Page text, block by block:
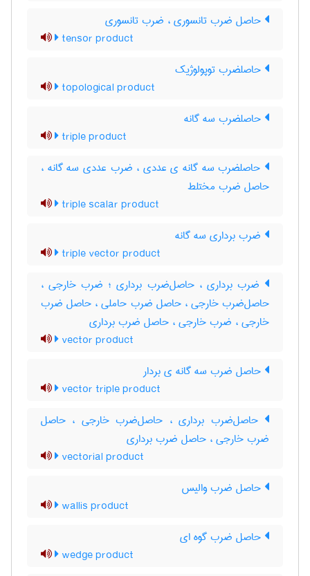
حاصل ضرب تانسوری ، ضرب تانسوری
tensor product
حاصلضرب توپولوژیک
topological product
حاصلضرب سه گانه
triple product
حاصلضرب سه گانه ی عددی ، ضرب عددی سه گانه ،
حاصل ضرب مختلط
triple scalar product
ضرب برداری سه گانه
triple vector product
ضرب برداری ، حاصل‌ضرب برداری ؛ ضرب خارجی ،
حاصل‌ضرب خارجی ، حاصل ضرب حاملی ، حاصل ضرب
خارجی ، ضرب خارجی ، حاصل ضرب برداری
vector product
حاصل ضرب سه گانه ی بردار
vector triple product
حاصل‌ضرب برداری ، حاصل‌ضرب خارجی ، حاصل
ضرب خارجی ، حاصل ضرب برداری
vectorial product
حاصل ضرب والیس
wallis product
حاصل ضرب گوه ای
wedge product